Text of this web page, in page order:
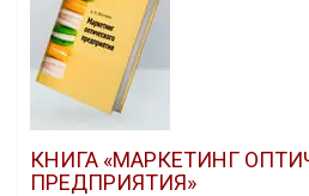
КНИГА «МАРКЕТИНГ
ПРЕДПРИЯТИЯ»